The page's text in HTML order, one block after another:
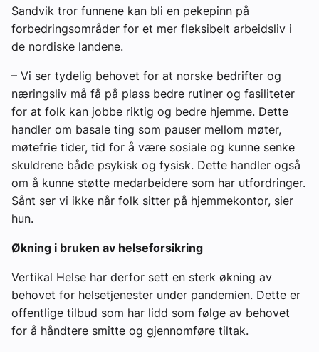
Sandvik tror funnene kan bli en pekepinn på
forbedringsområder for et mer fleksibelt arbeidsliv i
de nordiske landene.
– Vi ser tydelig behovet for at norske bedrifter og
næringsliv må få på plass bedre rutiner og fasiliteter
for at folk kan jobbe riktig og bedre hjemme. Dette
handler om basale ting som pauser mellom møter,
møtefrie tider, tid for å være sosiale og kunne senke
skuldrene både psykisk og fysisk. Dette handler også
om å kunne støtte medarbeidere som har utfordringer.
Sånt ser vi ikke når folk sitter på hjemmekontor, sier
hun.
Økning i bruken av helseforsikring
Vertikal Helse har derfor sett en sterk økning av
behovet for helsetjenester under pandemien. Dette er
offentlige tilbud som har lidd som følge av behovet
for å håndtere smitte og gjennomføre tiltak.